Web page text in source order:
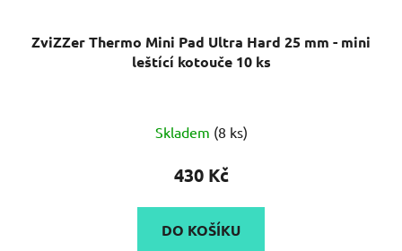
ZviZZer Thermo Mini Pad Ultra Hard 25 mm - mini
leštící kotouče 10 ks
Skladem (8 ks)
430 Kč
DO KOŠÍKU